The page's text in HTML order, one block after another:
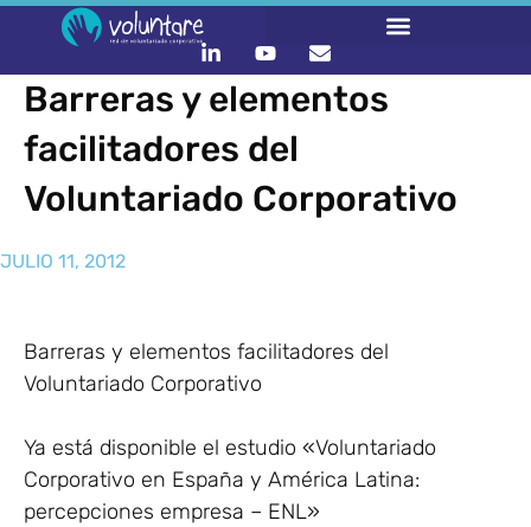
Barreras y elementos
facilitadores del
Voluntariado Corporativo
JULIO 11, 2012
Barreras y elementos facilitadores del
Voluntariado Corporativo
Ya está disponible el estudio «Voluntariado
Corporativo en España y América Latina:
percepciones empresa – ENL»